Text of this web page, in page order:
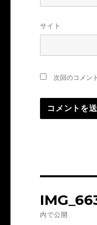
サイト
次回のコメン
稿
内で公開